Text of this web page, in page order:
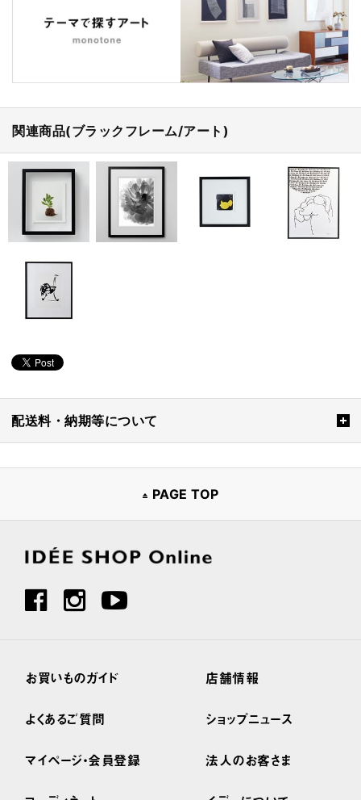
関連商品(ブラックフレーム/アート)
配送料・納期等について
PAGE TOP
お買いものガイド
よくあるご質問
マイページ・会員登録
店舗情報
ショップニュース
法人のお客さま